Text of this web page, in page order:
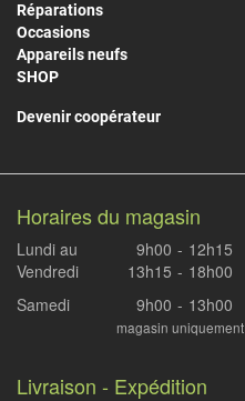
Réparations
Occasions
Appareils neufs
SHOP
Devenir coopérateur
Horaires du magasin
Lundi au
Vendredi
9h00
13h15
-
-
12h15
18h00
Samedi
9h00 - 13h00
magasin uniquement
Livraison - Expédition